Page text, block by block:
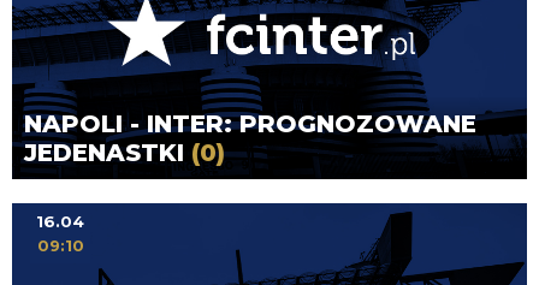
NAPOLI - INTER: PROGNOZOWANE
JEDENASTKI (0)
16.04
09:10